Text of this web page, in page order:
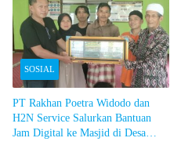
SOSIAL
PT Rakhan Poetra Widodo dan
H2N Service Salurkan Bantuan
Jam Digital ke Masjid di Desa